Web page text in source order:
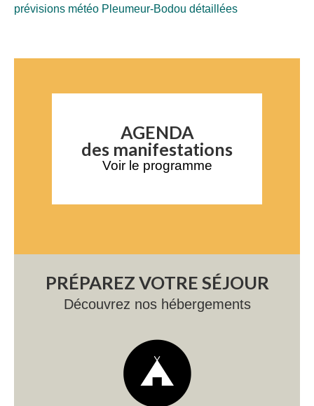
prévisions météo Pleumeur-Bodou détaillées
AGENDA
des manifestations
Voir le programme
PRÉPAREZ VOTRE SÉJOUR
Découvrez nos hébergements